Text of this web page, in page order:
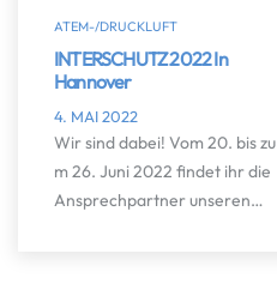
ATEM-/DRUCKLUFT
INTERSCHUTZ 2022 In
Hannover
4. MAI 2022
Wir sind dabei! Vom 20. bis zu
m 26. Juni 2022 findet ihr die
Ansprechpartner unseren…